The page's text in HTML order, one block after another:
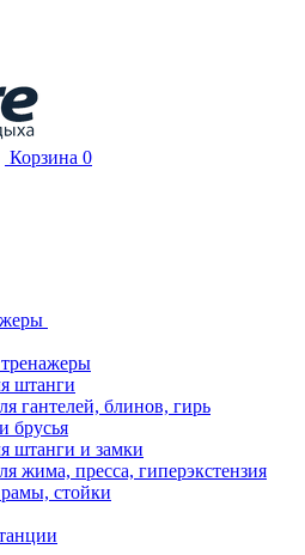
Корзина 0
штанги
гантелей, блинов, гирь
брусья
штанги и замки
жима, пресса, гиперэкстензия
стойки